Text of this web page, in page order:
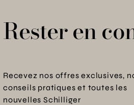
Rester en
Recevez nos offres exclusives,
conseils pratiques et toutes les
nouvelles Schilliger